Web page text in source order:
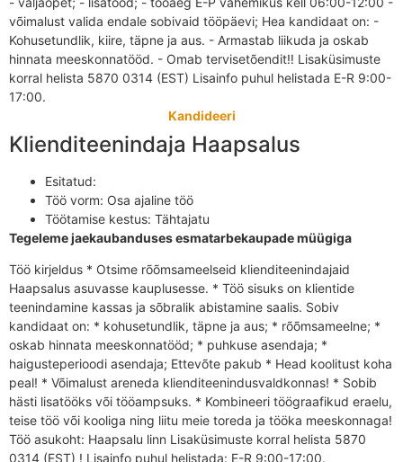
võimalust valida endale sobivaid tööpäevi; Hea kandidaat on: -
Kohusetundlik, kiire, täpne ja aus. - Armastab liikuda ja oskab
hinnata meeskonnatööd. - Omab tervisetõendit‼ Lisaküsimuste
korral helista 5870 0314 (EST) Lisainfo puhul helistada E-R 9:00-
17:00.
Kandideeri
Klienditeenindaja Haapsalus
Esitatud:
Töö vorm: Osa ajaline töö
Töötamise kestus: Tähtajatu
Tegeleme jaekaubanduses esmatarbekaupade müügiga
Töö kirjeldus * Otsime rõõmsameelseid klienditeenindajaid
Haapsalus asuvasse kauplusesse. * Töö sisuks on klientide
teenindamine kassas ja sõbralik abistamine saalis. Sobiv
kandidaat on: * kohusetundlik, täpne ja aus; * rõõmsameelne; *
oskab hinnata meeskonnatööd; * puhkuse asendaja; *
haigusteperioodi asendaja; Ettevõte pakub * Head koolitust koha
peal! * Võimalust areneda klienditeenindusvaldkonnas! * Sobib
hästi lisatööks või tööampsuks. * Kombineeri töögraafikud eraelu,
teise töö või kooliga ning liitu meie toreda ja tööka meeskonnaga!
Töö asukoht: Haapsalu linn Lisaküsimuste korral helista 5870
0314 (EST) ! Lisainfo puhul helistada: E-R 9:00-17:00.